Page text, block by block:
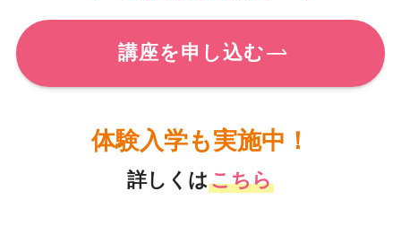
講座を申し込む
体験入学も実施中！
詳しくはこちら